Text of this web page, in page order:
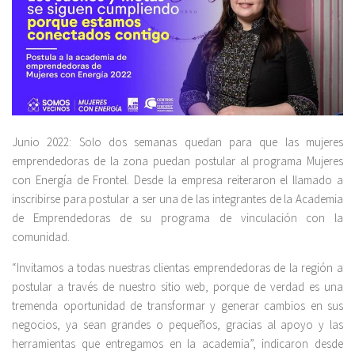
Junio 2022: Solo dos semanas quedan para que las mujeres
emprendedoras de la zona puedan postular al programa Mujeres
con Energía de Frontel. Desde la empresa reiteraron el llamado a
inscribirse para postular a ser una de las integrantes de la Academia
de Emprendedoras de su programa de vinculación con la
comunidad.
“Invitamos a todas nuestras clientas emprendedoras de la región a
postular a través de nuestro sitio web, porque de verdad es una
tremenda oportunidad de transformar y generar cambios en sus
negocios, ya sean grandes o pequeños, gracias al apoyo y las
herramientas que entregamos en la academia”, indicaron desde